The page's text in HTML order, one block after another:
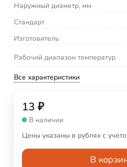
Наружный диаметр, мм
Стандарт
Изготовитель
Рабочий диапазон температур
Все характеристики
13 ₽
В наличии
Цены указаны в рублях с
В